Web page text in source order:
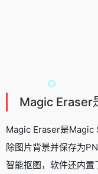
Magic Eraser
Magic Eraser是Magic
除图片背景并保存为
智能抠图，软件还内